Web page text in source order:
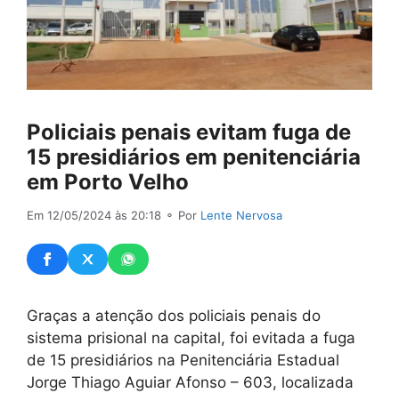
Policiais penais evitam fuga de
15 presidiários em penitenciária
em Porto Velho
Em 12/05/2024 às 20:18 ⚬ Por Lente Nervosa
Graças a atenção dos policiais penais do
sistema prisional na capital, foi evitada a fuga
de 15 presidiários na Penitenciária Estadual
Jorge Thiago Aguiar Afonso – 603, localizada